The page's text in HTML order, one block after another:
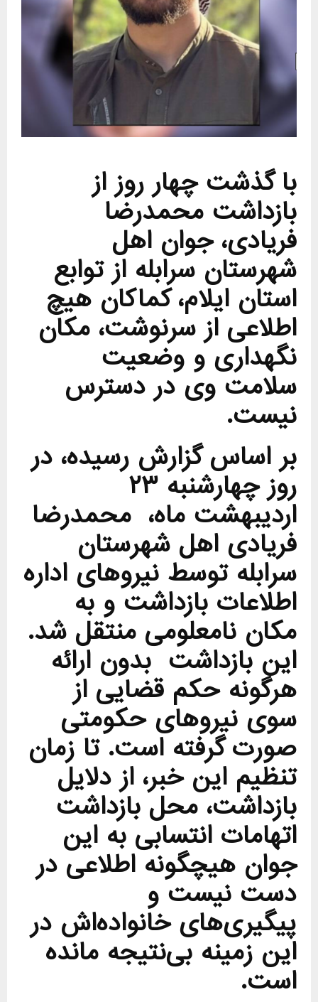
با گذشت چهار روز از
بازداشت محمدرضا
فریادی، جوان اهل
شهرستان سرابله از توابع
استان ایلام، کماکان هیچ
اطلاعی از سرنوشت، مکان
نگهداری و وضعیت
سلامت وی در دسترس
نیست.
بر اساس گزارش رسیده، در
روز چهارشنبه ۲۳
اردیبهشت ماه، محمدرضا
فریادی اهل شهرستان
سرابله توسط نیروهای اداره
اطلاعات بازداشت و به
مکان نامعلومی منتقل شد.
این بازداشت بدون ارائه
هرگونه حکم قضایی از
سوی نیروهای حکومتی
صورت گرفته است. تا زمان
تنظیم این خبر، از دلایل
بازداشت، محل بازداشت
اتهامات انتسابی به این
جوان هیچگونه اطلاعی در
دست نیست و
پیگیری‌های خانواده‌اش در
این زمینه بی‌نتیجه مانده
است.